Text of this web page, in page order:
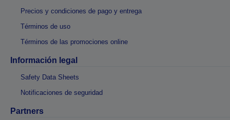
Precios y condiciones de pago y entrega
Términos de uso
Términos de las promociones online
Información legal
Safety Data Sheets
Notificaciones de seguridad
Partners